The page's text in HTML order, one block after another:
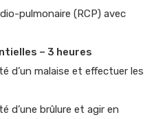
pulmonaire (RCP) avec
– 3 heures
d’un malaise et effectuer les
d’une brûlure et agir en